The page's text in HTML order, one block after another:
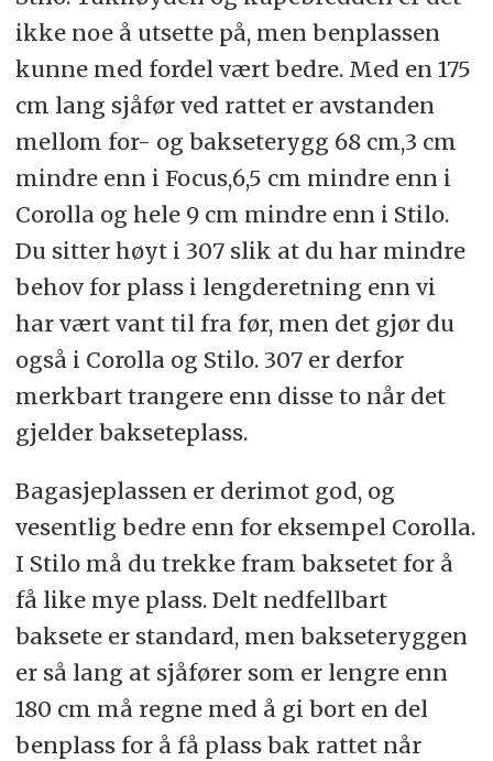
ikke noe å utsette på, men benplassen
kunne med fordel vært bedre. Med en 175
cm lang sjåfør ved rattet er avstanden
mellom for- og bakseterygg 68 cm,3 cm
mindre enn i Focus,6,5 cm mindre enn i
Corolla og hele 9 cm mindre enn i Stilo.
Du sitter høyt i 307 slik at du har mindre
behov for plass i lengderetning enn vi
har vært vant til fra før, men det gjør du
også i Corolla og Stilo. 307 er derfor
merkbart trangere enn disse to når det
gjelder bakseteplass.
Bagasjeplassen er derimot god, og
vesentlig bedre enn for eksempel Corolla.
I Stilo må du trekke fram baksetet for å
få like mye plass. Delt nedfellbart
baksete er standard, men bakseteryggen
er så lang at sjåfører som er lengre enn
180 cm må regne med å gi bort en del
benplass for å få plass bak rattet når